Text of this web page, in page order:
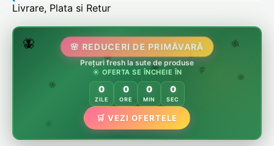
Livrare, Plata si Retur
🌸
🌸
🌿
🌸
🏵️
🌷
🦋 🌸 REDUCERI DE PRIMĂVARĂ
Prețuri fresh la sute de produse
☀️ OFERTA SE ÎNCHEIE ÎN
0
ZILE
0
ORE
0
MIN
0
SEC
🛒 VEZI OFERTELE